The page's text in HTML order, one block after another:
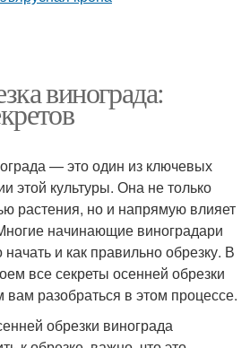
винограда:
— это один из ключевых
этой культуры. Она не только
растения, но и напрямую влияет
начинающие виноградари
и как правильно обрезку. В
все секреты осенней обрезки
разобраться в этом процессе.
обрезки винограда